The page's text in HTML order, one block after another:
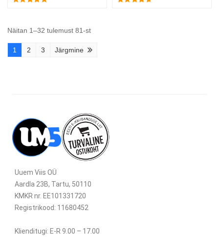
Näitan 1–32 tulemust 81-st
1 2 3 Järgmine
Uuem Viis OÜ
Aardla 23B, Tartu, 50110
KMKR nr. EE101331720
Registrikood: 11680452
Klienditugi: E-R 9.00 – 17.00